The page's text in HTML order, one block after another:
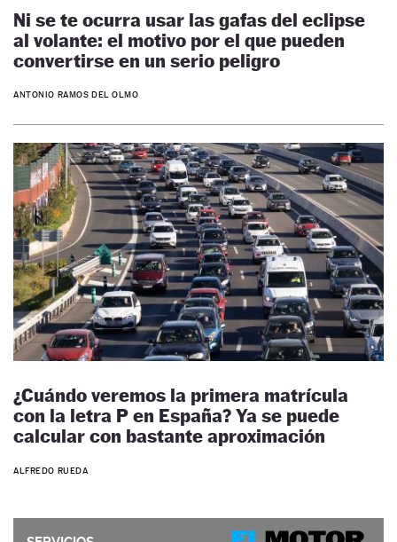
Ni se te ocurra usar las gafas del eclipse
al volante: el motivo por el que pueden
convertirse en un serio peligro
ANTONIO RAMOS DEL OLMO
¿Cuándo veremos la primera matrícula
con la letra P en España? Ya se puede
calcular con bastante aproximación
ALFREDO RUEDA